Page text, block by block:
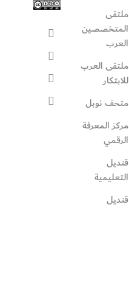
ملتقى
المتخصصين
العرب
ملتقى العرب
للابتكار
متحف نوبل
مركز المعرفة
الرقمي
قنديل
التعليمية
قنديل